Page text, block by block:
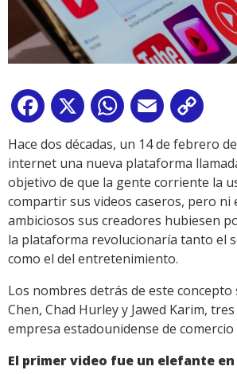
Facebook
X WhatsApp
Email
Link
Hace dos décadas, un 14 de febrero
internet una nueva plataforma
objetivo de que la gente corriente la
compartir sus videos caseros, pero ni
ambiciosos sus creadores hubiesen
la plataforma revolucionaría tanto el
como el del entretenimiento.
Los nombres detrás de este concepto
Chen, Chad Hurley y Jawed Karim,
empresa estadounidense de comercio
El primer video fue un elefante en